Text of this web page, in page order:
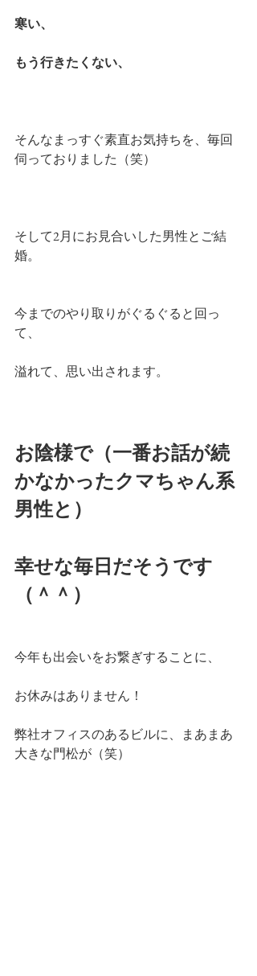
寒い、
もう行きたくない、
そんなまっすぐ素直お気持ちを、毎回
伺っておりました（笑）
そして2月にお見合いした男性とご結
婚。
今までのやり取りがぐるぐると回っ
て、
溢れて、思い出されます。
お陰様で（一番お話が続
かなかったクマちゃん系
男性と）
幸せな毎日だそうです
（＾＾）
今年も出会いをお繋ぎすることに、
お休みはありません！
弊社オフィスのあるビルに、まあまあ
大きな門松が（笑）